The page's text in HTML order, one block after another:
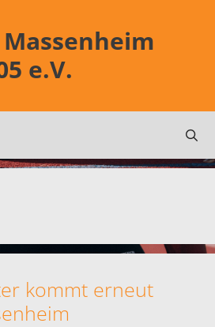
Massenheim
e.V.
kommt erneut